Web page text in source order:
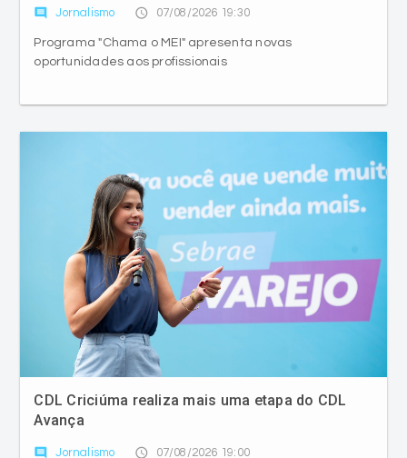
comment Jornalismo access_time 07/08/2026 19:30
Programa "Chama o MEI" apresenta novas
oportunidades aos profissionais
CDL Criciúma realiza mais uma etapa do CDL
Avança
comment Jornalismo access_time 07/08/2026 19:00